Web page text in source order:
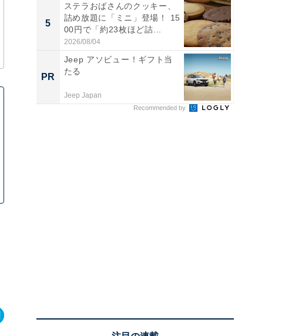
5
ステラおばさんのクッキー、
詰め放題に「ミニ」登場！ 15
00円で「約23枚ほど詰...
2026/08/04
PR
Jeep アソビュー！ギフト当
たる
Jeep Japan
Recommended by